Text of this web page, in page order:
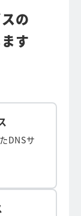
の
す
DNSサ